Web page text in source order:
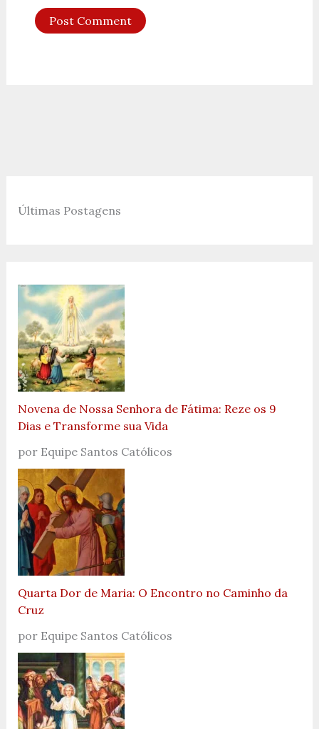
Últimas Postagens
Novena de Nossa Senhora de Fátima: Reze os 9
Dias e Transforme sua Vida
por Equipe Santos Católicos
Quarta Dor de Maria: O Encontro no Caminho da
Cruz
por Equipe Santos Católicos